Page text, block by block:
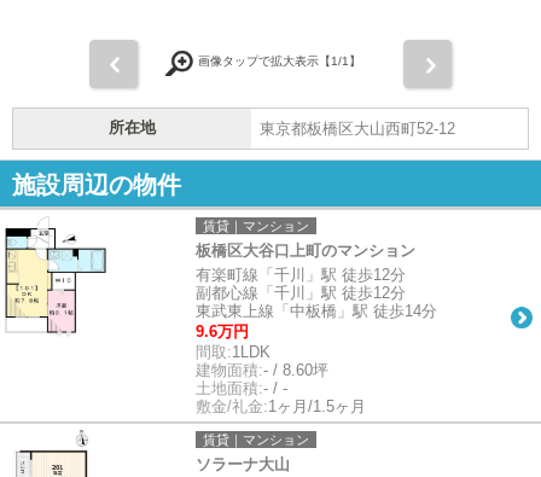
画像タップで拡大表示【1/1】
所在地 東京都板橋区大山西町52-12
施設周辺の物件
賃貸｜マンション
板橋区大谷口上町のマンション
有楽町線「千川」駅 徒歩12分
副都心線「千川」駅 徒歩12分
東武東上線「中板橋」駅 徒歩14分
9.6万円
間取:1LDK
建物面積:- / 8.60坪
土地面積:- / -
敷金/礼金:1ヶ月/1.5ヶ月
賃貸｜マンション
ソラーナ大山